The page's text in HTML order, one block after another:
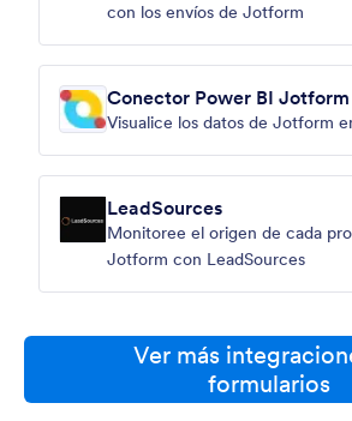
con los envíos de Jotform
Conector Power BI
Visualice los datos de Jotform
LeadSources
Monitoree el origen de cada
Jotform con LeadSources
Ver más
formularios